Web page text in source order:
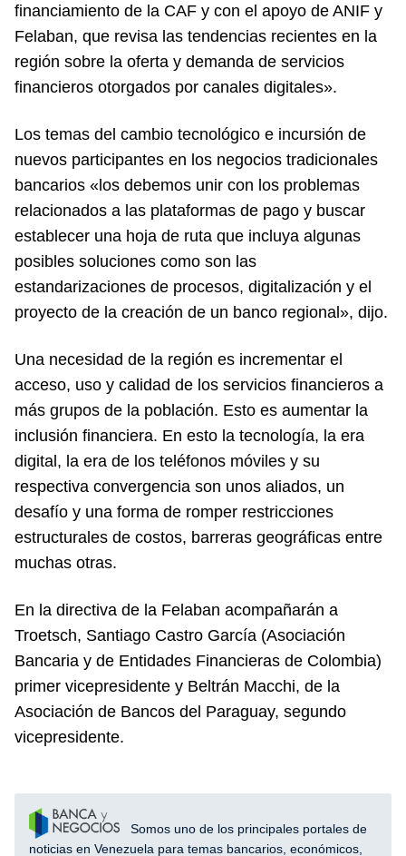
financiamiento de la CAF y con el apoyo de ANIF y
Felaban, que revisa las tendencias recientes en la
región sobre la oferta y demanda de servicios
financieros otorgados por canales digitales».
Los temas del cambio tecnológico e incursión de
nuevos participantes en los negocios tradicionales
bancarios «los debemos unir con los problemas
relacionados a las plataformas de pago y buscar
establecer una hoja de ruta que incluya algunas
posibles soluciones como son las
estandarizaciones de procesos, digitalización y el
proyecto de la creación de un banco regional», dijo.
Una necesidad de la región es incrementar el
acceso, uso y calidad de los servicios financieros a
más grupos de la población. Esto es aumentar la
inclusión financiera. En esto la tecnología, la era
digital, la era de los teléfonos móviles y su
respectiva convergencia son unos aliados, un
desafío y una forma de romper restricciones
estructurales de costos, barreras geográficas entre
muchas otras.
En la directiva de la Felaban acompañarán a
Troetsch, Santiago Castro García (Asociación
Bancaria y de Entidades Financieras de Colombia)
primer vicepresidente y Beltrán Macchi, de la
Asociación de Bancos del Paraguay, segundo
vicepresidente.
Somos uno de los principales portales de
noticias en Venezuela para temas bancarios, económicos,